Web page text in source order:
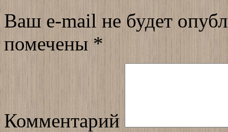
Ваш e-mail не будет
помечены*
Комментарий